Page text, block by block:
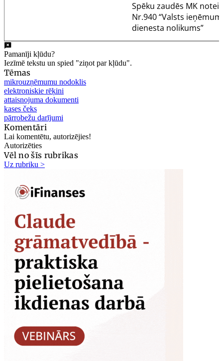
Spēku zaudēs MK
Nr.940 “Valsts
dienesta nolikums”
Pamanīji kļūdu?
Iezīmē tekstu un spied "ziņot par kļūdu".
Tēmas
mikrouzņēmumu nodoklis
elektroniskie rēķini
attaisnojuma dokumenti
kases čeks
pārrobežu darījumi
Komentāri
Lai komentētu, autorizējies!
Autorizēties
Vēl no šīs rubrikas
Uz rubriku >